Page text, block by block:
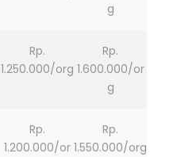
g
Rp.
1.250.000/org
Rp.
1.600.000/or
g
Rp.
1.200.000/or
Rp.
1.550.000/org